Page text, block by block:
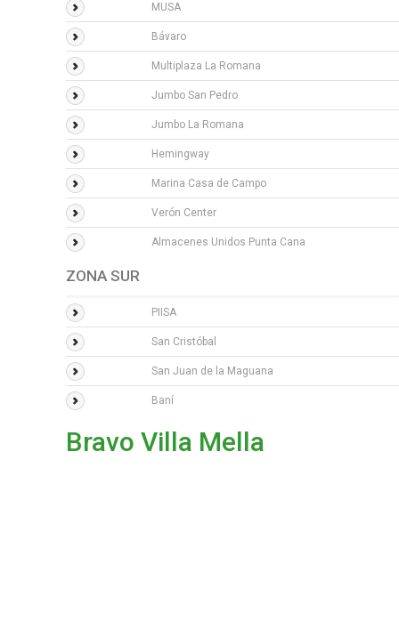
MUSA
Bávaro
Multiplaza La Romana
Jumbo San Pedro
Jumbo La Romana
Hemingway
Marina Casa de Campo
Verón Center
Almacenes Unidos Punta Cana
ZONA SUR
PIISA
San Cristóbal
San Juan de la Maguana
Baní
Bravo Villa Mella